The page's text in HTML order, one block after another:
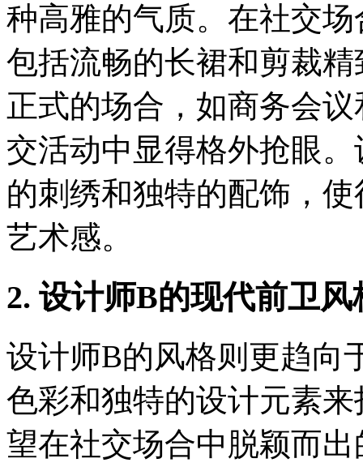
种高雅的气质。在社交
包括流畅的长裙和剪裁
正式的场合，如商务会
交活动中显得格外抢眼
的刺绣和独特的配饰，
艺术感。
2. 设计师B的现代前卫风
设计师B的风格则更趋向
色彩和独特的设计元素
望在社交场合中脱颖而